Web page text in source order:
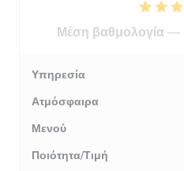
Μέση βαθμολογία —
Υπηρεσία
Ατμόσφαιρα
Μενού
Ποιότητα/Τιμή